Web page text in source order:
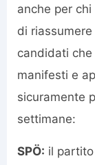
anche per
di
candidati
manifesti e
sicuramente
settimane:
SPÖ: il